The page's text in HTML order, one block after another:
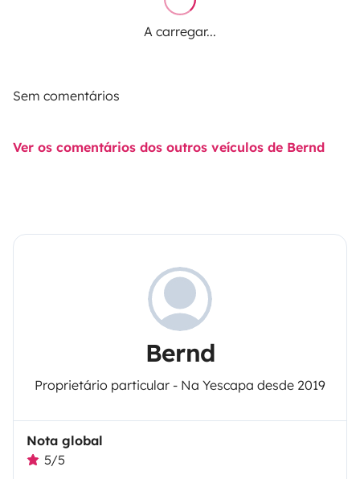
A carregar...
Sem comentários
Ver os comentários dos outros veículos de Bernd
Bernd
Proprietário particular - Na Yescapa desde 2019
Nota global
5/5